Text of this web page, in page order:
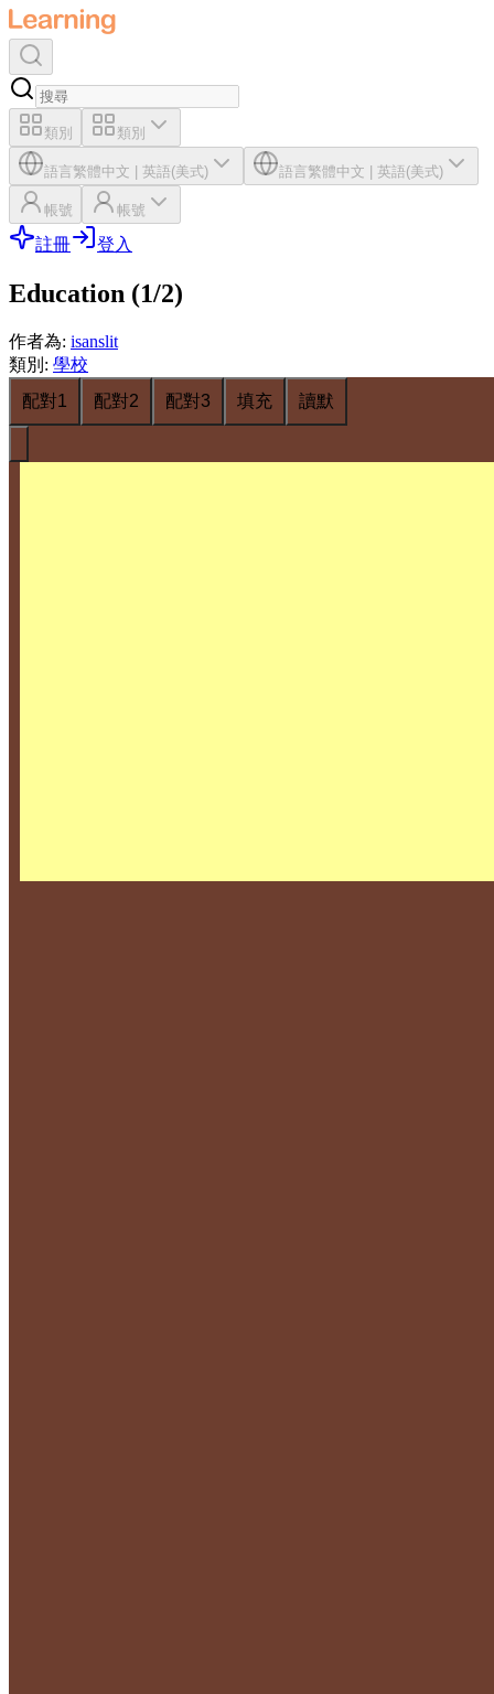
類別 類別
語言繁體中文 英語(美式) 語言繁體中文 英語(美式)
帳號 帳號
註冊 登入
Education (1/2)
作者為: isanslit
類別 : 學校
配對1
配對2 配對3 填充 讀默